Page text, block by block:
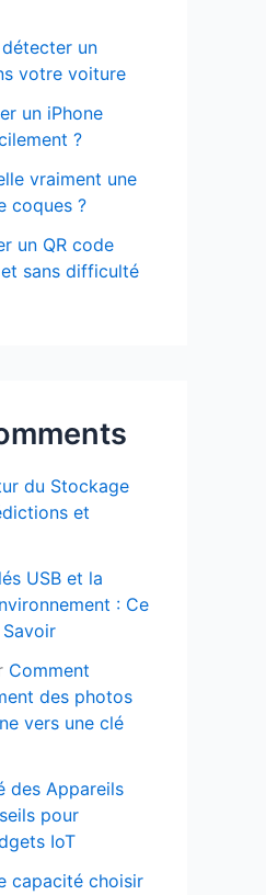
un
votre voiture
un iPhone
?
vraiment une
coques ?
un QR code
sans difficulté
du Stockage
et
USB et la
: Ce
Comment
des photos
vers une clé
des Appareils
pour
IoT
capacité choisir